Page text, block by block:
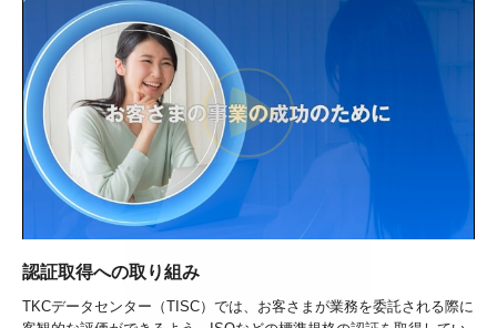
認証取得への取り組み
TKCデータセンター（TISC）では、お客さまが業務を委託される際に